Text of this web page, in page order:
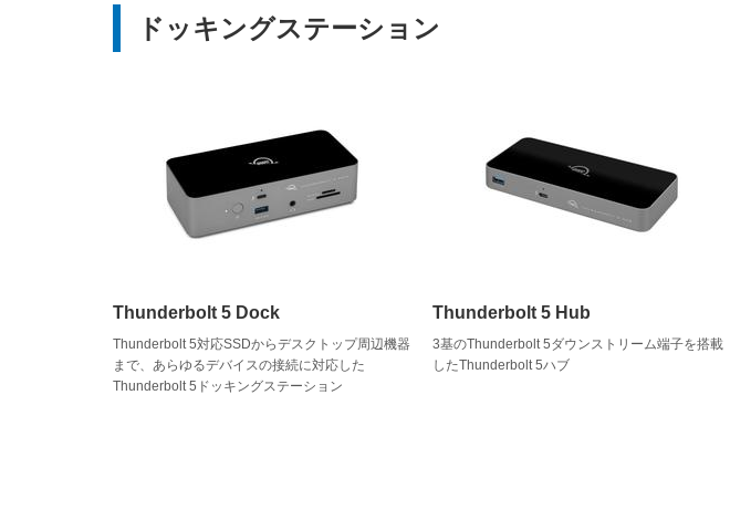
ドッキングステーション
Thunderbolt 5 Dock
Thunderbolt 5対応SSDからデスクトップ周辺機器
まで、あらゆるデバイスの接続に対応した
Thunderbolt 5ドッキングステーション
Thunderbolt 5 Hub
3基のThunderbolt 5ダウンストリーム端子を搭載
したThunderbolt 5ハブ